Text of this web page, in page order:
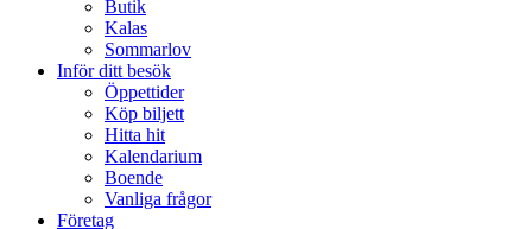
Butik
Kalas
Sommarlov
Inför ditt besök
Öppettider
Köp biljett
Hitta hit
Kalendarium
Boende
Vanliga frågor
Företag